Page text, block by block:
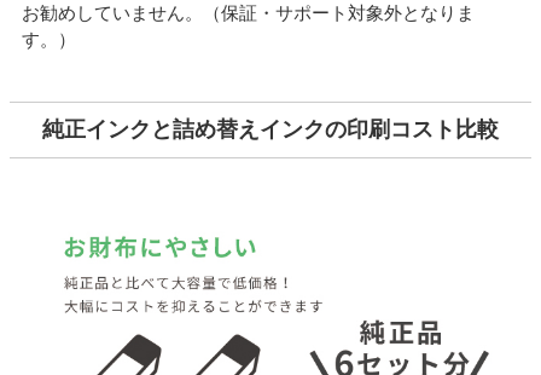
お勧めしていません。（保証・サポート対象外となりま
す。）
純正インクと詰め替えインクの印刷コスト比較